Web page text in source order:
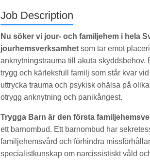
Job Description
Nu söker vi jour- och familjehem i hela
jourhemsverksamhet som tar emot
anknytningstrauma till akuta skyddsbehov.
trygg och kärleksfull familj som står kvar
uttrycka trauma och psykisk ohälsa på
otrygg anknytning och panikångest.
Trygga Barn är den första
ett barnombud. Ett barnombud har
familjehemsvård och förhindra
specialistkunskap om narcissistiskt våld